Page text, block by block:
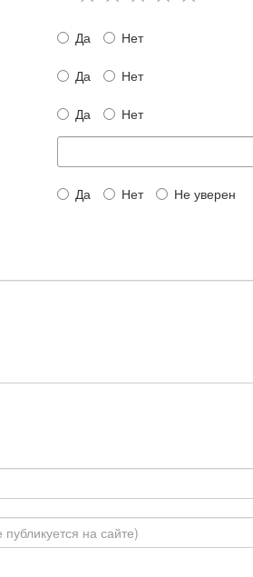
Да Нет
Да Нет
Да Нет
Да Нет Не уверен